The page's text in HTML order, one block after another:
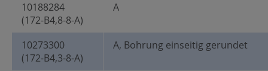
10188284
(172-B4,8-8-A)
A
10273300
(172-B4,3-8-A)
A, Bohrung einseitig gerundet